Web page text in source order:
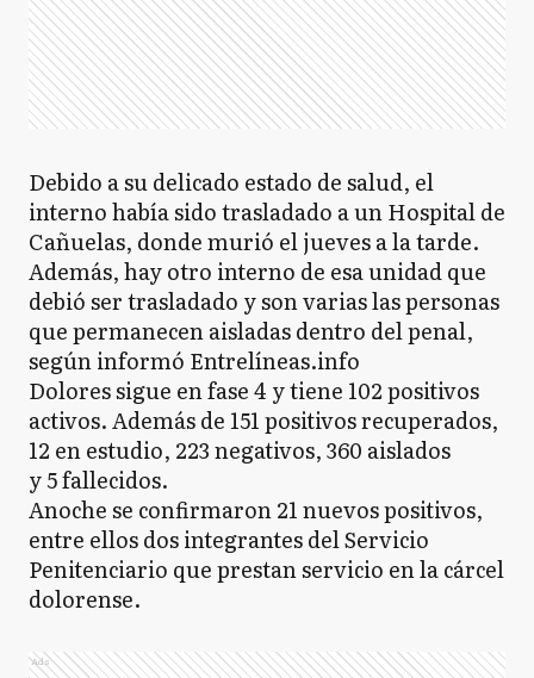
Debido a su delicado estado de salud, el
interno había sido trasladado a un Hospital de
Cañuelas, donde murió el jueves a la tarde.
Además, hay otro interno de esa unidad que
debió ser trasladado y son varias las personas
que permanecen aisladas dentro del penal,
según informó Entrelíneas.info
Dolores sigue en fase 4 y tiene 102 positivos
activos. Además de 151 positivos recuperados,
12 en estudio, 223 negativos, 360 aislados
y 5 fallecidos.
Anoche se confirmaron 21 nuevos positivos,
entre ellos dos integrantes del Servicio
Penitenciario que prestan servicio en la cárcel
dolorense.
Ads